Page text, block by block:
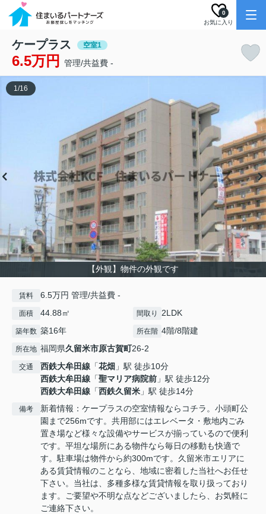
お気に入り
0
ケープラス 空室1
6.5万円 管理/共益費 -
【外観】物件の外観です
1/16
賃料 6.5万円 管理/共益費 -
面積 44.88㎡ 間取り 2LDK
築年数 築16年 所在階 4階/8階建
所在地 福岡県久留米市原古賀町26-2
交通 西鉄大牟田線 「花畑 」駅 徒歩10分
西鉄大牟田線 「聖マリア病院前 」駅 徒歩12分
西鉄大牟田線 「西鉄久留米 」駅 徒歩14分
備考
新着情報：ケープラスの空室情報ならコチラ。小頭町公
園まで256mです。共用部にはエレベータ・敷地内ごみ
置き場など様々な設備やサービスが揃っているので便利
です。平坦な場所にある物件なら毎日の移動も快適で
す。駐車場は物件から約300mです。久留米市エリアに
ある賃貸情報のことなら、地域に密着した当社へお任せ
下さい。当社は、多種多様な賃貸情報を取り扱っており
ます。ご要望や不明な点などございましたら、お気軽に
ご連絡下さい。